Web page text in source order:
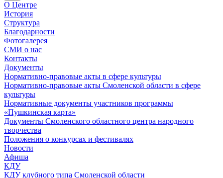
О Центре
История
Структура
Благодарности
Фотогалерея
СМИ о нас
Контакты
Документы
Нормативно-правовые акты в сфере культуры
Нормативно-правовые акты Смоленской области в сфере
культуры
Нормативные документы участников программы
«Пушкинская карта»
Документы Смоленского областного центра народного
творчества
Положения о конкурсах и фестивалях
Новости
Афиша
КДУ
КДУ клубного типа Смоленской области